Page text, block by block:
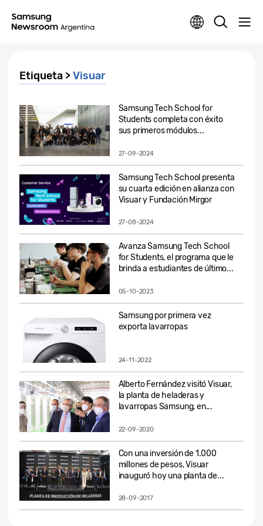
Etiqueta >Visuar
Samsung Tech School for
Students completa con éxito
sus primeros módulos...
27-09-2024
Samsung Tech School presenta
su cuarta edición en alianza con
Visuar y Fundación Mirgor
27-08-2024
Avanza Samsung Tech School
for Students, el programa que le
brinda a estudiantes de último...
05-10-2023
Samsung por primera vez
exporta lavarropas
24-11-2022
Alberto Fernández visitó Visuar,
la planta de heladeras y
lavarropas Samsung, en...
22-09-2020
Con una inversión de 1.000
millones de pesos, Visuar
inauguró hoy una planta de...
28-09-2017